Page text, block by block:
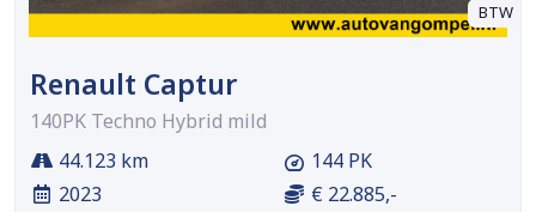
BTW
Renault Captur
140PK Techno Hybrid mild
44.123 km
2023
144 PK
€ 22.885,-